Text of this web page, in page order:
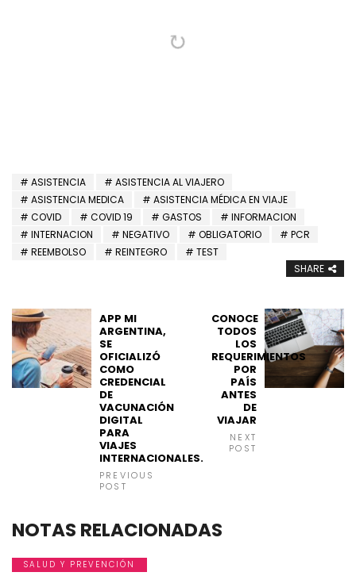
ASISTENCIA
ASISTENCIA AL VIAJERO
ASISTENCIA MEDICA
ASISTENCIA MÉDICA EN VIAJE
COVID
COVID 19 GASTOS
INFORMACION
INTERNACION
NEGATIVO OBLIGATORIO
PCR
REEMBOLSO
REINTEGRO
TEST
SHARE
APP MI
ARGENTINA,
SE
OFICIALIZÓ
COMO
CREDENCIAL
DE
VACUNACIÓN
DIGITAL
PARA
VIAJES
INTERNACIONALES.
PREVIOUS
POST
CONOCE
TODOS
LOS
REQUERIMIENTOS
POR
PAÍS
ANTES
DE
VIAJAR
NEXT
POST
NOTAS RELACIONADAS
SALUD Y PREVENCIÓN